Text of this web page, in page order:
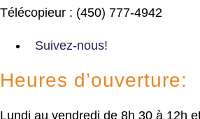
Télécopieur : (450) 777-4942
Suivez-nous!
Heures d’ouverture:
Lundi au vendredi de 8h 30 à 12h